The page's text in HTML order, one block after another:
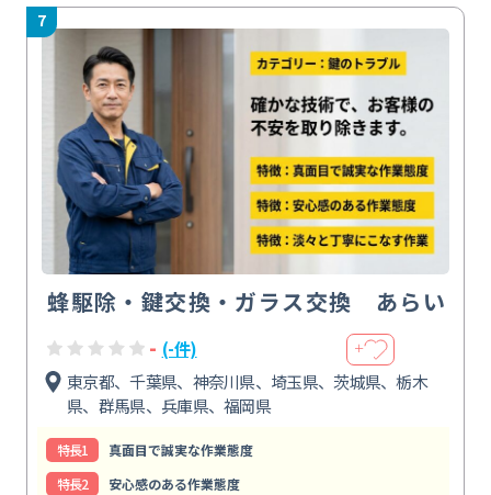
7
蜂駆除・鍵交換・ガラス交換 あらい
- (-件) ＋
東京都、千葉県、神奈川県、埼玉県、茨城県、栃木
県、群馬県、兵庫県、福岡県
特⻑1
真面目で誠実な作業態度
特⻑2
安心感のある作業態度